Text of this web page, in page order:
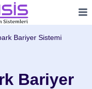
Bariyer Sistemi
Bariyer